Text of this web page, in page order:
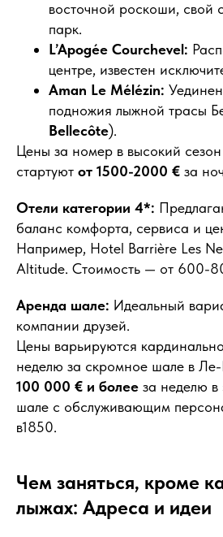
восточной роскоши, свой
парк.
L’Apogée Courchevel:
центре, известен
Aman Le Mélézin:
подножия лыжной трасы
Bellecôte).
Цены за номер в высокий сезон
стартуют от 1500-2000 € за
Отели категории 4*:
баланс комфорта, сервиса и
Например, Hotel Barrière Les
Altitude. Стоимость — от 600-
Аренда шале: Идеальный
компании друзей.
Цены варьируются
неделю за скромное шале в
100 000 € и более за неделю в
шале с обслуживающим
в1850.
Чем заняться, кроме
лыжах: Адреса и идеи